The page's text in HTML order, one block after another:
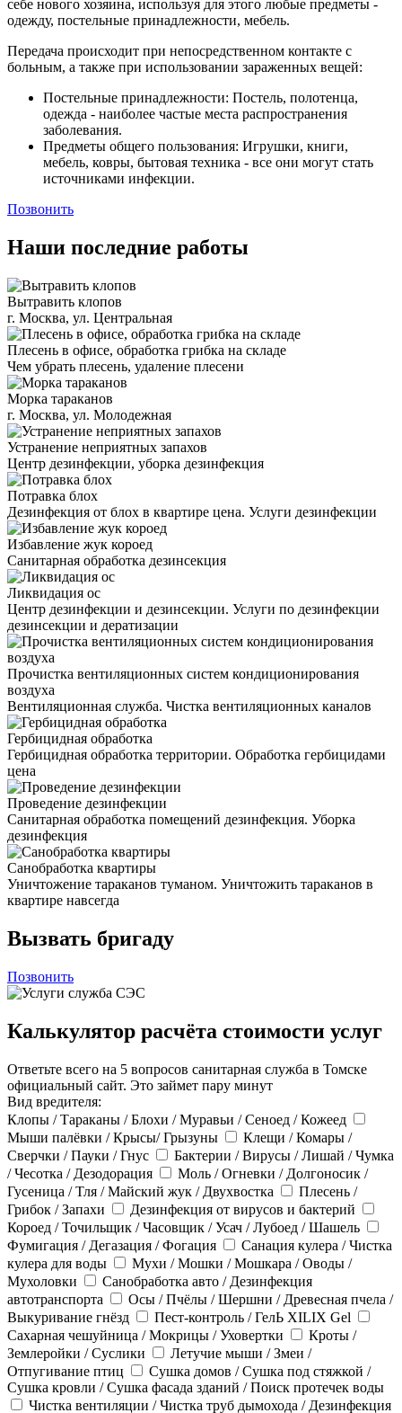
себе нового хозяина, используя для этого любые предметы -
одежду, постельные принадлежности, мебель.
Передача происходит при непосредственном контакте с
больным, а также при использовании зараженных вещей:
Постельные принадлежности: Постель, полотенца,
одежда - наиболее частые места распространения
заболевания.
Предметы общего пользования: Игрушки, книги,
мебель, ковры, бытовая техника - все они могут стать
источниками инфекции.
Позвонить
Наши последние работы
Вытравить клопов
г. Москва, ул. Центральная
Плесень в офисе, обработка грибка на складе
Чем убрать плесень, удаление плесени
Морка тараканов
г. Москва, ул. Молодежная
Устранение неприятных запахов
Центр дезинфекции, уборка дезинфекция
Потравка блох
Дезинфекция от блох в квартире цена. Услуги дезинфекции
Избавление жук короед
Санитарная обработка дезинсекция
Ликвидация ос
Центр дезинфекции и дезинсекции. Услуги по дезинфекции
дезинсекции и дератизации
Прочистка вентиляционных систем кондиционирования
воздуха
Вентиляционная служба. Чистка вентиляционных каналов
Гербицидная обработка
Гербицидная обработка территории. Обработка гербицидами
цена
Проведение дезинфекции
Санитарная обработка помещений дезинфекция. Уборка
дезинфекция
Санобработка квартиры
Уничтожение тараканов туманом. Уничтожить тараканов в
квартире навсегда
Вызвать бригаду
Позвонить
Калькулятор расчёта стоимости услуг
Ответьте всего на 5 вопросов санитарная служба в Томске
официальный сайт. Это займет пару минут
Вид вредителя:
Клопы / Тараканы / Блохи / Муравьи / Сеноед / Кожеед
Мыши палёвки / Крысы/ Грызуны
Клещи / Комары /
Сверчки / Пауки / Гнус
Бактерии / Вирусы / Лишай / Чумка
/ Чесотка / Дезодорация
Моль / Огневки / Долгоносик /
Гусеница / Тля / Майский жук / Двухвостка
Плесень /
Грибок / Запахи
Дезинфекция от вирусов и бактерий
Короед / Точильщик / Часовщик / Усач / Лубоед / Шашель
Фумигация / Дегазация / Фогация
Санация кулера / Чистка
кулера для воды
Мухи / Мошки / Мошкара / Оводы /
Мухоловки
Санобработка авто / Дезинфекция
автотранспорта
Осы / Пчёлы / Шершни / Древесная пчела /
Выкуривание гнёзд
Пест-контроль / ГелЬ XILIX Gel
Сахарная чешуйница / Мокрицы / Уховертки
Кроты /
Землеройки / Суслики
Летучие мыши / Змеи /
Отпугивание птиц
Сушка домов / Сушка под стяжкой /
Сушка кровли / Сушка фасада зданий / Поиск протечек воды
Чистка вентиляции / Чистка труб дымохода / Дезинфекция